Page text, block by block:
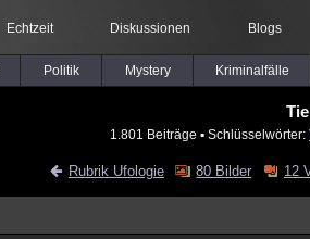
Echtzeit Diskussionen Blogs
Politik Mystery Kriminalfälle
1.801 Beiträge ▪ Schlüsselwörter:
Rubrik Ufologie 80 Bilder 12